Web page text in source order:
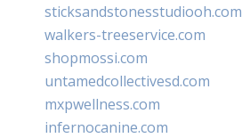
sticksandstonesstudiooh.com
walkers-treeservice.com
shopmossi.com
untamedcollectivesd.com
mxpwellness.com
infernocanine.com